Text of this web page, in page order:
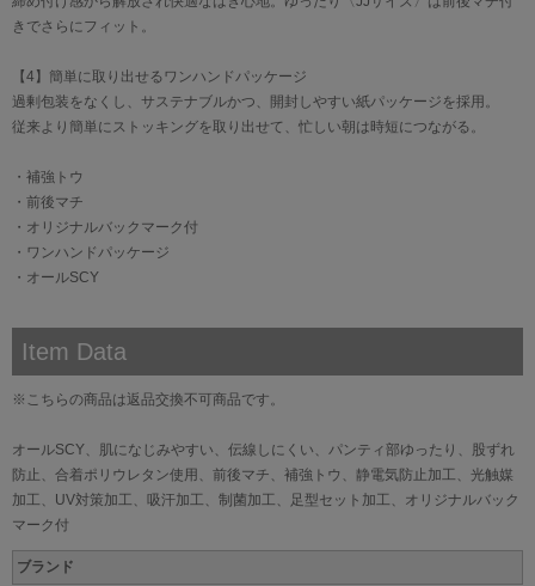
きでさらにフィット。
【4】簡単に取り出せるワンハンドパッケージ
過剰包装をなくし、サステナブルかつ、開封しやすい紙パッケージを採用。
従来より簡単にストッキングを取り出せて、忙しい朝は時短につながる。
・補強トウ
・前後マチ
・オリジナルバックマーク付
・ワンハンドパッケージ
・オールSCY
Item Data
※こちらの商品は返品交換不可商品です。
オールSCY、肌になじみやすい、伝線しにくい、パンティ部ゆったり、股ずれ
防止、合着ポリウレタン使用、前後マチ、補強トウ、静電気防止加工、光触媒
加工、UV対策加工、吸汗加工、制菌加工、足型セット加工、オリジナルバック
マーク付
ブランド